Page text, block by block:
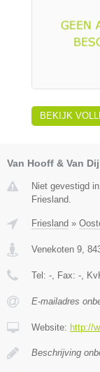
BEKIJK
Van Hooff & Van
Niet gevestigd
Friesland.
Friesland »
Venekoten 9
Tel: - , Fax: - ,
E-mailadres
Website: http://
Beschrijving